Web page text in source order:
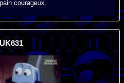
courageux.